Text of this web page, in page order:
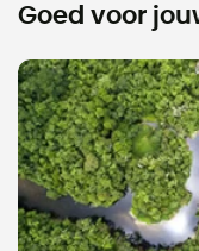
Goed voor